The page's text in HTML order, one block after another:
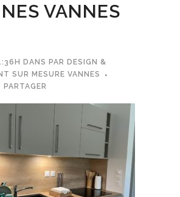
VANNES
DANS PAR DESIGN &
SUR MESURE VANNES
PARTAGER